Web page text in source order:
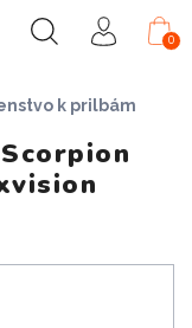
0
k prilbám